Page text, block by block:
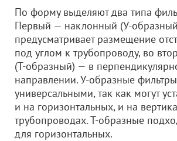
По форму выделяют два типа
Первый — наклонный (У-
предусматривает размещение
под углом к трубопроводу, во
(T-образный) — в
направлении. У-образные
универсальными, так как могут
и на горизонтальных, и на
трубопроводах. Т-образные
для горизонтальных.